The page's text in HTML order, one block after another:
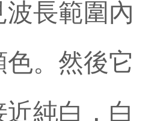
波長範圍內
。然後它
純白，白